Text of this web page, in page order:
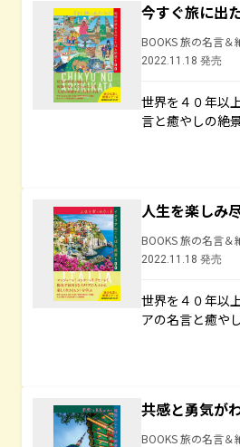
今すぐ旅に出
BOOKS 旅の名言＆
2022.11.18 発売
世界を４０年以
言と癒やしの絶
人生を楽しみ
BOOKS 旅の名言＆
2022.11.18 発売
世界を４０年以
アの名言と癒や
共感と勇気が
BOOKS 旅の名言＆